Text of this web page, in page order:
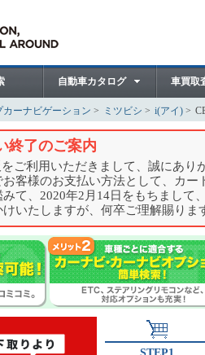
自動車カタログ 車買取
ーナビゲーション ミツビシ i(アイ)
終了のご案内
ご利用いただきまして、誠にあり
客様のお支払い方法として、カ
て、2020年2月14日をもちまし
いたしますが、何卒ご理解賜りま